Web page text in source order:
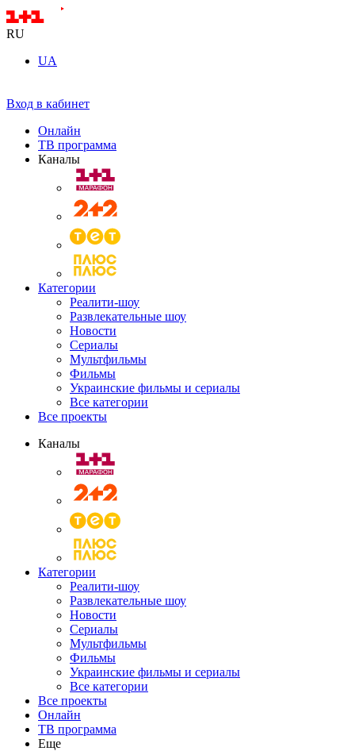
RU
UA
Вход в кабинет
Онлайн
ТВ программа
Каналы
Категории
Реалити-шоу
Развлекательные шоу
Новости
Сериалы
Мультфильмы
Фильмы
Украинские фильмы и сериалы
Все категории
Все проекты
Каналы
Категории
Реалити-шоу
Развлекательные шоу
Новости
Сериалы
Мультфильмы
Фильмы
Украинские фильмы и сериалы
Все категории
Все проекты
Онлайн
ТВ программа
Еще